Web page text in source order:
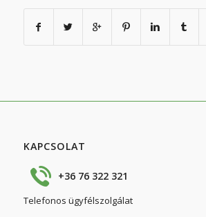
KAPCSOLAT
+36 76 322 321
Telefonos ügyfélszolgálat